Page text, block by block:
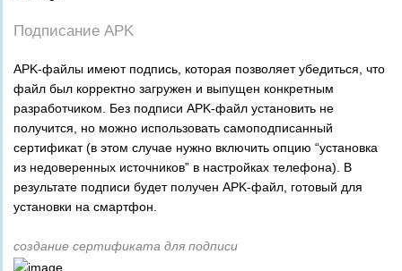
Подписание APK
APK-файлы имеют подпись, которая позволяет убедиться, что
файл был корректно загружен и выпущен конкретным
разработчиком. Без подписи APK-файл установить не
получится, но можно использовать самоподписанный
сертификат (в этом случае нужно включить опцию “установка
из недоверенных источников” в настройках телефона). В
результате подписи будет получен APK-файл, готовый для
установки на смартфон.
создание сертификата для подписи